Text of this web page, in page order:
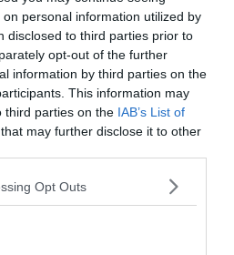
personal information utilized by
disclosed to third parties prior to
opt-out of the further
information by third parties on the
This information may
third parties on the IAB’s List of
that may further disclose it to other
Opt Outs
metri di profondità
un calo delle temperature
i temporali
piscina: perde la vita un
Maestri: aveva 13 anni, in
dopo un formaggio